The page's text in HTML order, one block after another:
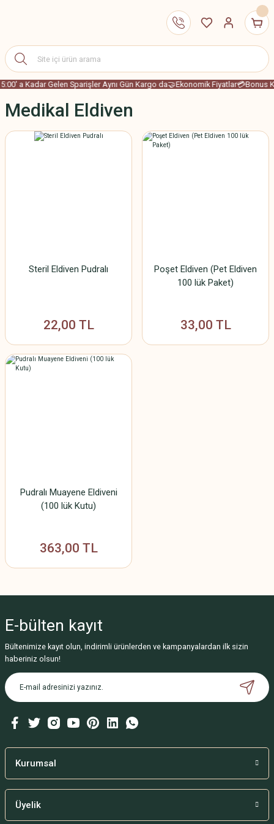
a Kadar Gelen Sparişler Aynı Gün Kargo da🤝Ekonomik Fiyatlar💳Bonus
Medikal Eldiven
Steril Eldiven Pudralı
22,00 TL
Poşet Eldiven (Pet Eldiven
100 lük Paket)
33,00 TL
Pudralı Muayene Eldiveni
(100 lük Kutu)
363,00 TL
E-bülten kayıt
Bültenimize kayıt olun, indirimli ürünlerden ve kampanyalardan ilk sizin
haberiniz olsun!
Kurumsal
Üyelik